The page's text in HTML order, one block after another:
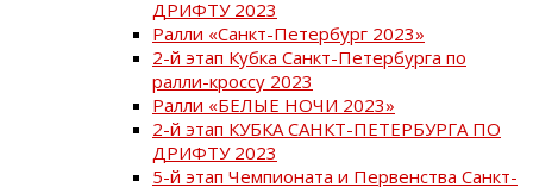
ДРИФТУ 2023
Ралли «Санкт-Петербург 2023»
2-й этап Кубка Санкт-Петербурга по
ралли-кроссу 2023
Ралли «БЕЛЫЕ НОЧИ 2023»
2-й этап КУБКА САНКТ-ПЕТЕРБУРГА ПО
ДРИФТУ 2023
5-й этап Чемпионата и Первенства Санкт-